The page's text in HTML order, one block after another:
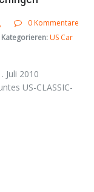
0 Kommentare
Kategorieren:US Car
Juli 2010
US-CLASSIC-